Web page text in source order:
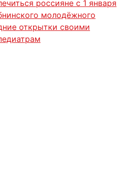
россияне с 1 января
молодёжного
открытки своими